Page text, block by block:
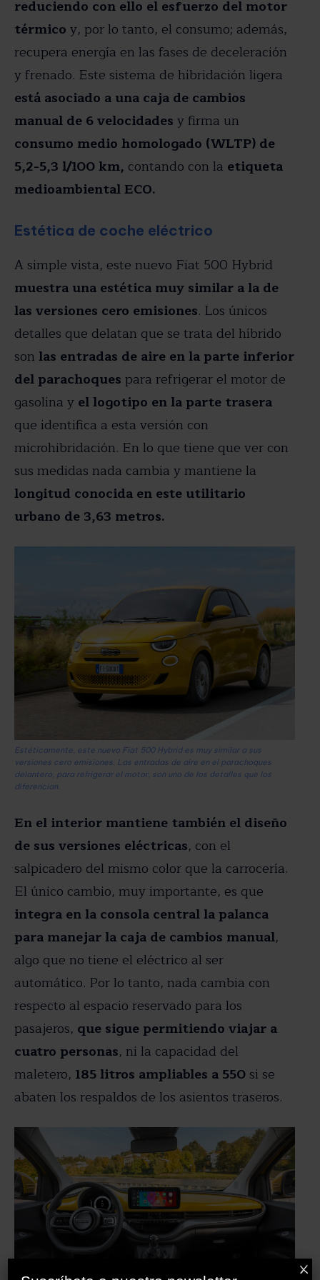
reduciendo con ello el esfuerzo del motor
térmico y, por lo tanto, el consumo; además,
recupera energía en las fases de deceleración
y frenado. Este sistema de hibridación ligera
está asociado a una caja de cambios
manual de 6 velocidades y firma un
consumo medio homologado (WLTP) de
5,2-5,3 l/100 km, contando con la etiqueta
medioambiental ECO.
Estética de coche eléctrico
A simple vista, este nuevo Fiat 500 Hybrid
muestra una estética muy similar a la de
las versiones cero emisiones. Los únicos
detalles que delatan que se trata del híbrido
son las entradas de aire en la parte inferior
del parachoques para refrigerar el motor de
gasolina y el logotipo en la parte trasera
que identifica a esta versión con
microhibridación. En lo que tiene que ver con
sus medidas nada cambia y mantiene la
longitud conocida en este utilitario
urbano de 3,63 metros.
Estéticamente, este nuevo Fiat 500 Hybrid es muy similar a sus
versiones cero emisiones. Las entradas de aire en el parachoques
delantero, para refrigerar el motor, son uno de los detalles que los
diferencian.
En el interior mantiene también el diseño
de sus versiones eléctricas, con el
salpicadero del mismo color que la carrocería.
El único cambio, muy importante, es que
integra en la consola central la palanca
para manejar la caja de cambios manual,
algo que no tiene el eléctrico al ser
automático. Por lo tanto, nada cambia con
respecto al espacio reservado para los
pasajeros, que sigue permitiendo viajar a
cuatro personas, ni la capacidad del
maletero, 185 litros ampliables a 550 si se
abaten los respaldos de los asientos traseros.
X